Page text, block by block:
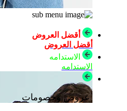
أقضل العروض
أقضل العروض
الاستدامه
الاستدامه
عروض وخصومات